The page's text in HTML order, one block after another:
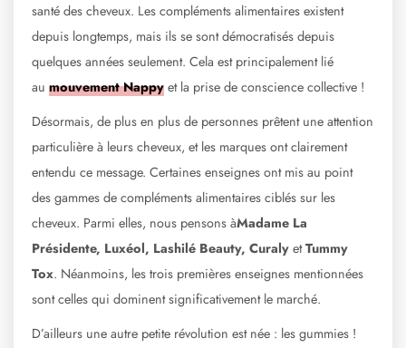
santé des cheveux. Les compléments alimentaires existent
depuis longtemps, mais ils se sont démocratisés depuis
quelques années seulement. Cela est principalement lié
au mouvement Nappy et la prise de conscience collective !
Désormais, de plus en plus de personnes prêtent une attention
particulière à leurs cheveux, et les marques ont clairement
entendu ce message. Certaines enseignes ont mis au point
des gammes de compléments alimentaires ciblés sur les
cheveux. Parmi elles, nous pensons àMadame La
Présidente, Luxéol, Lashilé Beauty, Curaly etTummy
Tox. Néanmoins, les trois premières enseignes mentionnées
sont celles qui dominent significativement le marché.
D’ailleurs une autre petite révolution est née : les gummies !